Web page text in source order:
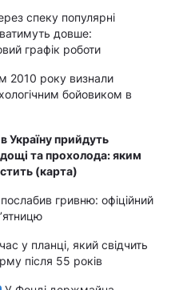
спеку популярні
довше:
графік роботи
2010 року визнали
бойовиком в
Україну прийдуть
дощі та прохолода: яким
(карта)
гривню: офіційний
у планці, який свідчить
після 55 років